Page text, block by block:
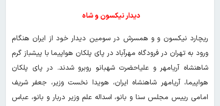
دیدار نیکسون و شاه
ریچارد نیکسون و و همسرش در سومین دیدار خود از ایران هنگام
ورود به تهران در فرودگاه مهرآباد در پای پلکان هواپیما با پیشباز گرم
شاهنشاه آریامهر و علیاحضرت شهبانو روبرو شدند. در پای پلکان
هواپیما، آریامهر شاهنشاه ایران، هویدا نخست وزیر، جعفر شریف
امامی رییس مجلس سنا و بانو، اسداله علم وزیر دربار و بانو، عباس